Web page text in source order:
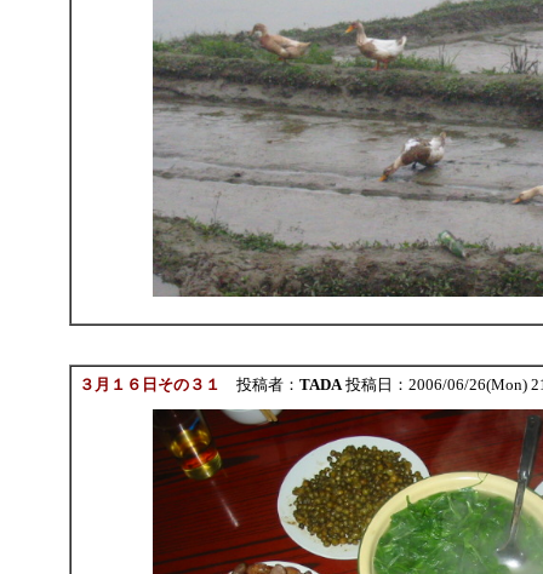
３月１６日その３１ 投稿者： TADA投稿日：2006/06/26(Mon)